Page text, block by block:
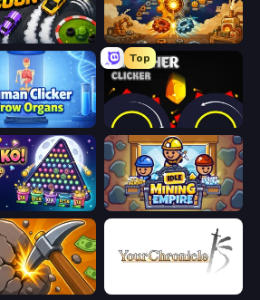
Gear Factory
Human Clicker: Grow Organs
Top
Crusher Clicker
Idle Mining Empire